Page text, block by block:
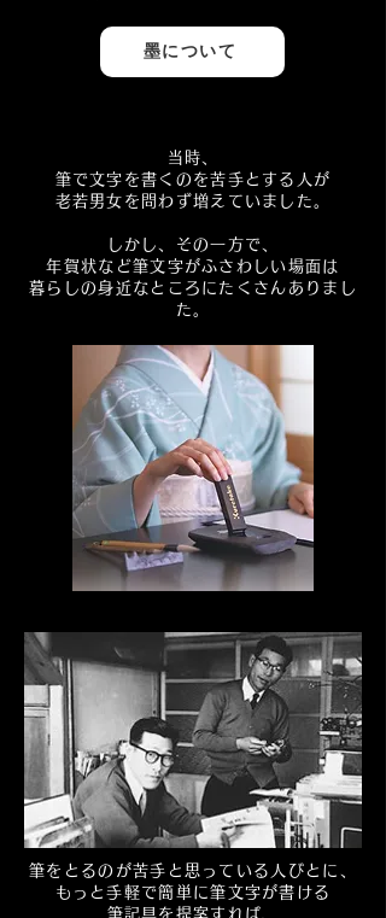
墨について
当時、
筆で文字を書くのを苦手とする人が
老若男女を問わず増えていました。
しかし、その一方で、
年賀状など筆文字がふさわしい場面は
暮らしの身近なところにたくさんありまし
た。
筆をとるのが苦手と思っている人びとに、
もっと手軽で簡単に筆文字が書ける
筆記具を提案すれば、